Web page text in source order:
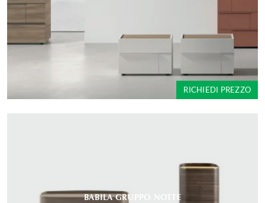
RICHIEDI PREZZO
BABILA GRUPPO NOTTE